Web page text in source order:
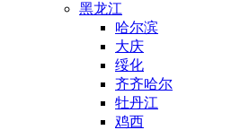
黑龙江
哈尔滨
大庆
绥化
齐齐哈尔
牡丹江
鸡西